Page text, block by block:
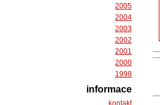
2005
2004
2003
2002
2001
2000
1998
informace
kontakt